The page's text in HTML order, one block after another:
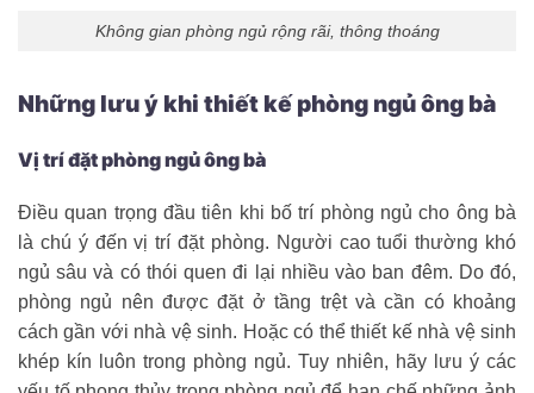
Không gian phòng ngủ rộng rãi, thông thoáng
Những lưu ý khi thiết kế phòng ngủ ông bà
Vị trí đặt phòng ngủ ông bà
Điều quan trọng đầu tiên khi bố trí phòng ngủ cho ông bà
là chú ý đến vị trí đặt phòng. Người cao tuổi thường khó
ngủ sâu và có thói quen đi lại nhiều vào ban đêm. Do đó,
phòng ngủ nên được đặt ở tầng trệt và cần có khoảng
cách gần với nhà vệ sinh. Hoặc có thể thiết kế nhà vệ sinh
khép kín luôn trong phòng ngủ. Tuy nhiên, hãy lưu ý các